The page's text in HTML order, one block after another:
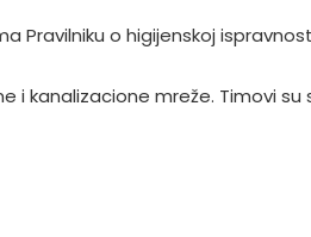
Pravilniku o higijenskoj
kanalizacione mreže. Timovi